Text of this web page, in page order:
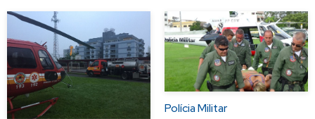
Polícia Militar